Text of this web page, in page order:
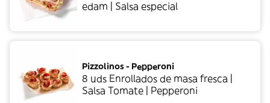
edam | Salsa especial
Pizzolinos - Pepperoni
8 uds Enrollados de masa fresca |
Salsa Tomate | Pepperoni